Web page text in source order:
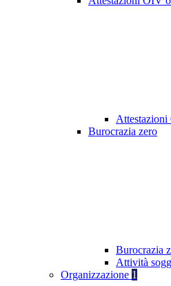
Attestazioni
Burocrazia zero
Burocrazia
Attività
Organizzazione 1